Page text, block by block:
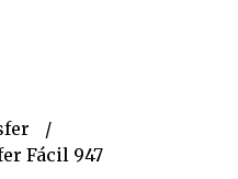
Fácil 947